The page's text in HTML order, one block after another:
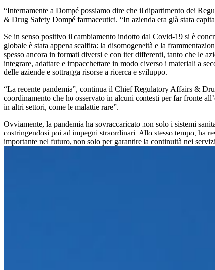
“Internamente a Dompé possiamo dire che il dipartimento dei
& Drug Safety Dompé farmaceutici. “In azienda era già stata
Se in senso positivo il cambiamento indotto dal Covid-19 si è
globale è stata appena scalfita: la disomogeneità e la
spesso ancora in formati diversi e con iter differenti, tanto che le
integrare, adattare e impacchettare in modo diverso i materiali a
delle aziende e sottragga risorse a ricerca e sviluppo.
“La recente pandemia”, continua il Chief Regulatory Affairs &
coordinamento che ho osservato in alcuni contesti per far fronte
in altri settori, come le malattie rare”.
Ovviamente, la pandemia ha sovraccaricato non solo i sistemi
costringendosi poi ad impegni straordinari. Allo stesso tempo, ha
importante nel futuro, non solo per garantire la continuità nei